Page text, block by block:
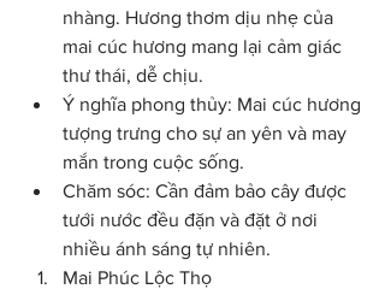
nhàng. Hương thơm dịu nhẹ của
mai cúc hương mang lại cảm giác
thư thái, dễ chịu.
Ý nghĩa phong thủy: Mai cúc hương
tượng trưng cho sự an yên và may
mắn trong cuộc sống.
Chăm sóc: Cần đảm bảo cây được
tưới nước đều đặn và đặt ở nơi
nhiều ánh sáng tự nhiên.
Mai Phúc Lộc Thọ